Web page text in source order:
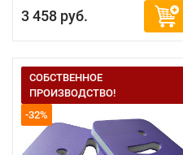
3 458 руб.
СОБСТВЕННОЕ
ПРОИЗВОДСТВО!
-32%